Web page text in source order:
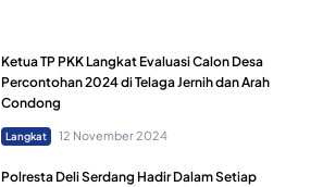
Ketua TP PKK Langkat Evaluasi Calon Desa
Percontohan 2024 di Telaga Jernih dan Arah
Condong
Langkat 12 November 2024
Polresta Deli Serdang Hadir Dalam Setiap